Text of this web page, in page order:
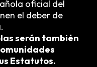
oficial del
el deber de
serán también
Estatutos.